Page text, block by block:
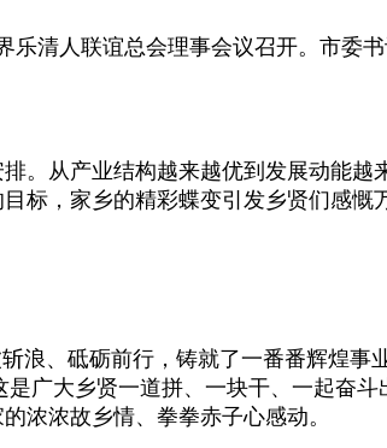
清人联谊总会理事会议召开。市委
从产业结构越来越优到发展动能越
，家乡的精彩蝶变引发乡贤们感慨
、砥砺前行，铸就了一番番辉煌事
广大乡贤一道拼、一块干、一起奋
浓浓故乡情、拳拳赤子心感动。